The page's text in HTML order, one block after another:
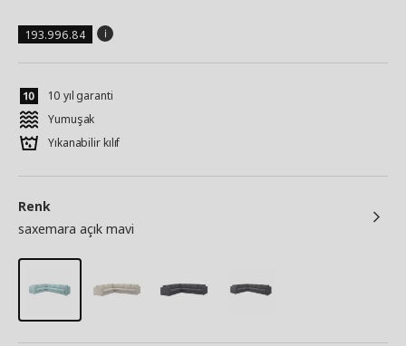
193.996.84
10 yıl garanti
Yumuşak
Yıkanabilir kılıf
Renk
saxemara açık mavi